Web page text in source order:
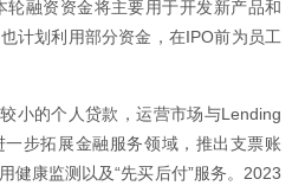
融资资金将主要用于开发新产品和
计划利用部分资金，在IPO前为员工
小的个人贷款，运营市场与Lending
步拓展金融服务领域，推出支票账
健康监测以及“先买后付”服务。2023